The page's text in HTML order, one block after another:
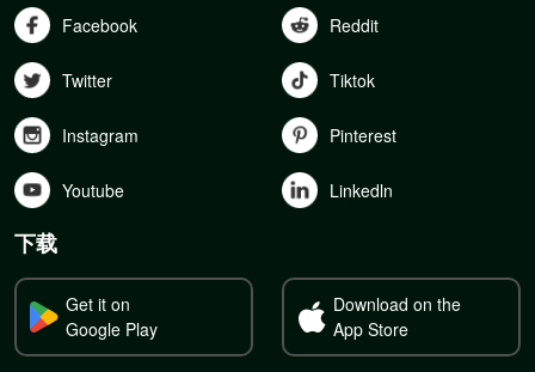
Facebook Reddit
Twitter Tiktok
Instagram Pinterest
Youtube Linkedln
下载
Get it on
Google Play
Download on the
App Store